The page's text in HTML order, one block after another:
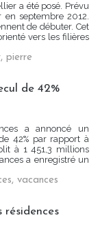
a été posé. Prévu
septembre 2012.
de débuter. Cet
vers les filières
, pierre
de 42%
a annoncé un
42% par rapport à
à 1 451,3 millions
a enregistré un
, vacances
résidences